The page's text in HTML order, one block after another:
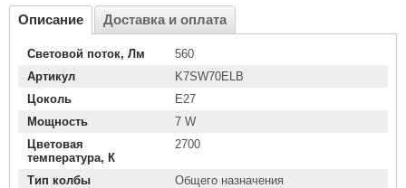
Описание Доставка и оплата
Световой поток, Лм
560
Артикул
K7SW70ELB
Цоколь
E27
Мощность
7 W
Цветовая
температура, К
2700
Тип колбы
Общего назначения